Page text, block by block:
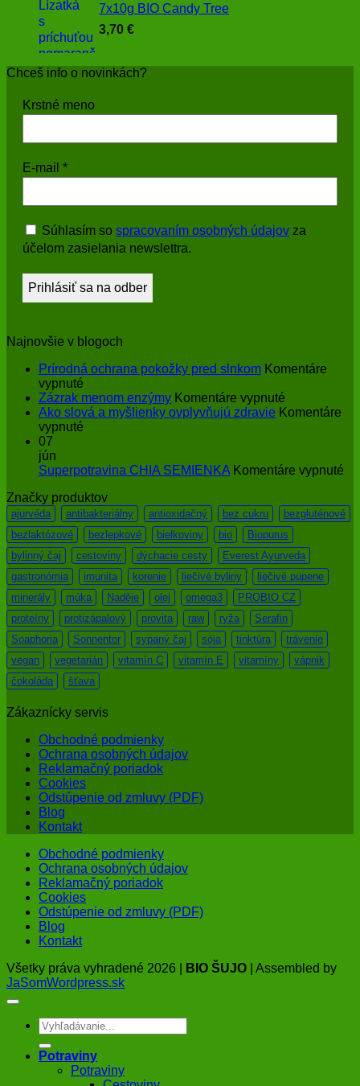
7x10g BIO Candy Tree
3,70 €
Chceš info o novinkách?
Krstné meno
E-mail *
Súhlasím so spracovaním osobných údajov za
účelom zasielania newslettra.
Najnovšie v blogoch
Prírodná ochrana pokožky pred slnkom Komentáre
vypnuté
Prírodná
ochrana
Zázrak menom enzýmy Komentáre vypnuté
Zázrak
Ako slová a myšlienky ovplyvňujú zdravie Komentáre
vypnuté
a
ovplyvňujú
zdravie
07
jún
Superpotravina CHIA SEMIENKA Komentáre vypnuté
Značky produktov
ajurvéda antibakteriálny antioxidačný bez cukru
bezgluténové
bezlaktózové
bezlepkové bielkoviny bio
Biopurus
bylinný čaj
cestoviny dýchacie cesty
Everest Ayurveda
gastronómia
imunita korenie liečivé byliny
liečivé pupene
minerály
múka Naděje olej omega3
PROBIO CZ
proteíny
protizápalový provita raw ryža
Serafin
Soaphoria
Sonnentor sypaný čaj sója tinktúra
trávenie
vegan
vegetarián vitamín C vitamín E vitamíny
vápnik
čokoláda
šťava
Zákaznícky servis
Obchodné podmienky
Ochrana osobných údajov
Reklamačný poriadok
Cookies
Odstúpenie od zmluvy (PDF)
Blog
Kontakt
Obchodné podmienky
Ochrana osobných údajov
Reklamačný poriadok
Cookies
Odstúpenie od zmluvy (PDF)
Blog
Kontakt
Všetky práva vyhradené 2026 |
BIO ŠUJO | Assembled by
JaSomWordpress.sk
Hľadať:
Potraviny
Potraviny